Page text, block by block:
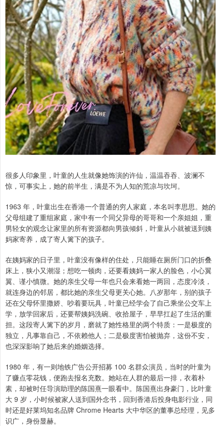
很多人印象里，叶童的人生就像她饰演的许仙，温温吞吞、波澜不
惊，可事实上，她的前半生，满是不为人知的荒凉与坎坷。
1963 年，叶童出生在香港一个普通的穷人家庭，本名叫李思思。她的
父母组建了重组家庭，家中有一个同父异母的哥哥和一个亲姐姐，重
男轻女的观念让家里的所有资源都向男孩倾斜，叶童从小就被送到姨
妈家寄养，成了寄人篱下的孩子。
在姨妈家的日子里，叶童没有像样的住处，只能睡在厕所门口的折叠
床上，狭小又潮湿；想吃一顿肉，还要看姨妈一家人的脸色，小心翼
翼、谨小慎微。她的亲生父母一年也只会来看她一两回，态度冷淡，
就连身边的邻居，都比她的亲生父母更关心她。八岁那年，别的孩子
还在父母怀里撒娇、吵着要玩具，叶童已经学会了自己乘坐公交车上
学，放学回家后，还要帮姨妈洗碗、收拾屋子，早早扛起了生活的重
担。这段寄人篱下的岁月，磨就了她性格里的两个特质：一是极度的
独立，凡事靠自己，不依赖他人；二是极度害怕被抛弃，这份不安，
也深深影响了她后来的婚姻选择。
1980 年，有一则地铁广告公开招募 100 名群众演员，当时的叶童为
了赚点零花钱，便跑去报名充数。她站在人群的最后一排，衣着朴
素，却被时任导演助理的陈国熹一眼看中。陈国熹出身豪门，比叶童
大 9 岁，小时候被家人送到国外念书，回到香港后投身电影行业，同
时还是好莱坞知名品牌 Chrome Hearts 大中华区的董事总经理，见多
识广，身份显赫。